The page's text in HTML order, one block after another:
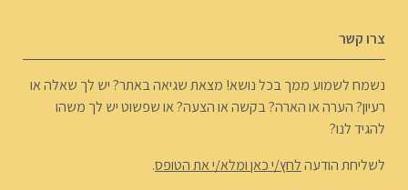
צרו קשר
נשמח לשמוע ממך בכל נושא! מצאת שגיאה באתר? יש לך שאלה או
רעיון? הערה או הארה? בקשה או הצעה? או שפשוט יש לך משהו
להגיד לנו?
לשליחת הודעהלחץ/י כאן ומלא/י את הטופס.